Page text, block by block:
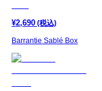
¥2,690 (税込)
Barrantie Sablé Box